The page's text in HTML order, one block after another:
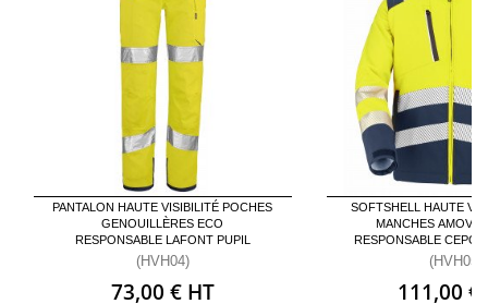
PANTALON HAUTE VISIBILITÉ POCHES
GENOUILLÈRES ECO
RESPONSABLE LAFONT PUPIL
(HVH04)
73,00 € HT
SOFTSHELL HAUTE
MANCHES
RESPONSABLE
(HVH05)
111,00 €